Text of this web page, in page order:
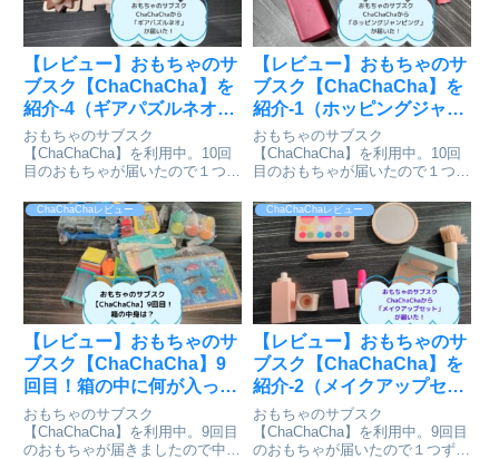
【レビュー】おもちゃのサ
ブスク【ChaChaCha】を
紹介-4（ギアパズルネオ）
（2歳3ヶ月）
おもちゃのサブスク
【ChaChaCha】を利用中。10回
目のおもちゃが届いたので１つず
「ギアパズルネオ」です。
【レビュー】おもちゃのサ
ブスク【ChaChaCha】を
紹介-1（ホッピングジャン
ピング）（2歳3ヶ月）
おもちゃのサブスク
【ChaChaCha】を利用中。10回
目のおもちゃが届いたので１つず
「ホッピングジャンピング」で
す。
ChaChaChaレビュー
【レビュー】おもちゃのサ
ブスク【ChaChaCha】9
回目！箱の中に何が入って
る？（2歳1ヶ月)
おもちゃのサブスク
【ChaChaCha】を利用中。9回目
のおもちゃが届きましたので中身
ChaChaChaレビュー
【レビュー】おもちゃのサ
ブスク【ChaChaCha】を
紹介-2（メイクアップセッ
ト）（2歳1ヶ月）
おもちゃのサブスク
【ChaChaCha】を利用中。9回目
のおもちゃが届いたので１つずつ